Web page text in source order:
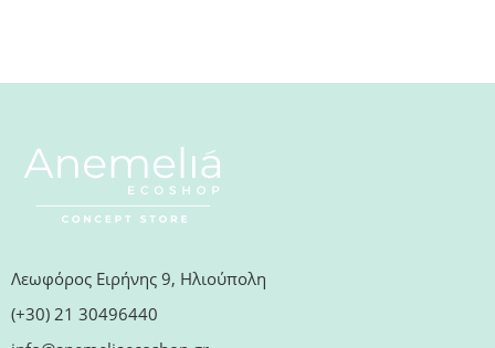
Λεωφόρος Ειρήνης 9, Ηλιούπολη
(+30) 21 30496440